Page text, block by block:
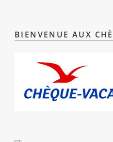
BIENVENUE AUX